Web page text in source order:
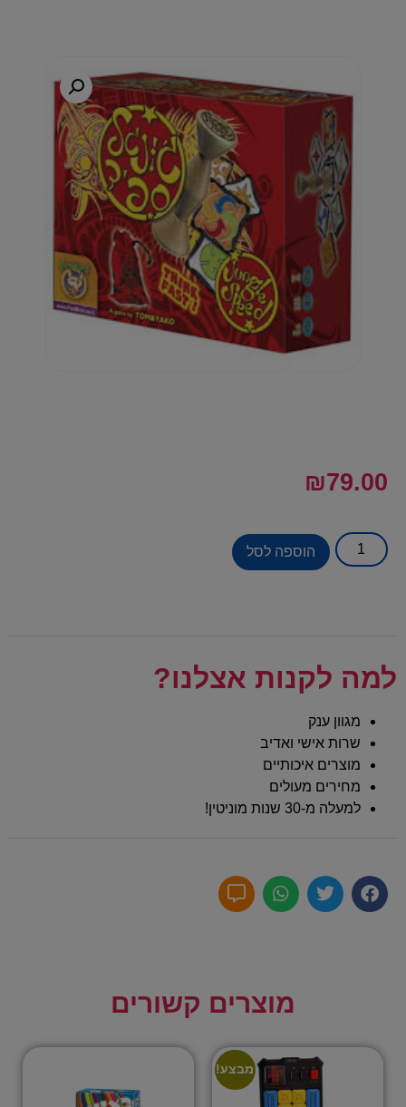
₪79.00
הוספה לסל
למה לקנות אצלנו?
מגוון ענק
שרות אישי ואדיב
מוצרים איכותיים
מחירים מעולים
למעלה מ-30 שנות מוניטין!
מוצרים קשורים
מבצע!